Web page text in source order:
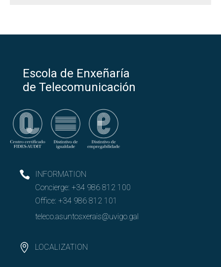
Escola de Enxeñaría
de Telecomunicación
INFORMATION
Concierge: +34 986 812 100
Office: +34 986 812 101
teleco.asuntosxerais@uvigo.gal
LOCALIZATION